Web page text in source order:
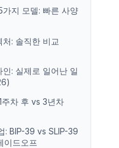
지 모델: 빠른 사양
처: 솔직한 비교
: 실제로 일어난 일
주차 후 vs 3년차
: BIP-39 vs SLIP-39
이드오프